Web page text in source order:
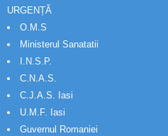
URGENȚĂ
O.M.S
Ministerul Sanatatii
I.N.S.P.
C.N.A.S.
C.J.A.S. Iasi
U.M.F. Iasi
Guvernul Romaniei